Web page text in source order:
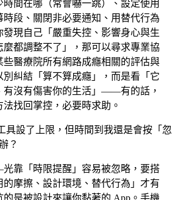
時間在哪（常會嚇一跳）、設定使用
時段、關閉非必要通知、用替代行為
發現自己「嚴重失控、影響身心與生
麼都調整不了」，那可以尋求專業協
些醫療院所有網路成癮相關的評估與
別糾結「算不算成癮」，而是看「它
有沒有傷害你的生活」——有的話，
找回掌控，必要時求助。
具設了上限，但時間到我還是會按「忽
？
靠「時限提醒」容易被忽略，要搭
的摩擦、設計環境、替代行為」才有
的是被設計來讓你黏著的 App。手機